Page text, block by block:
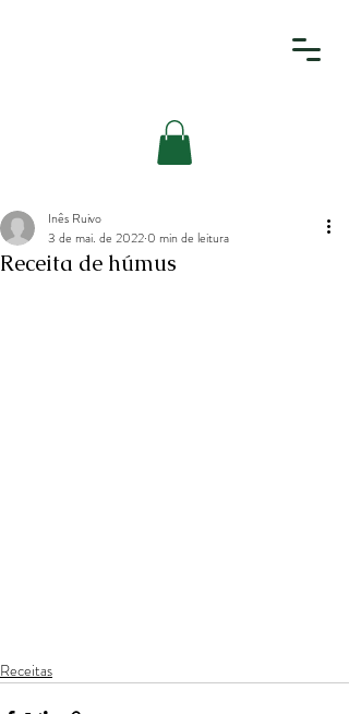
Receita de húmus
Inês Ruivo
3 de mai. de 2022 0 min de leitura
Receitas